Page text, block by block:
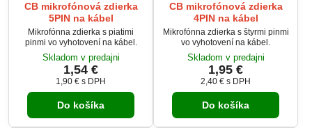
CB mikrofónová zdierka
5PIN na kábel
Mikrofónna zdierka s piatimi
pinmi vo vyhotovení na kábel.
Skladom v predajni
1,54 €
1,90 € s DPH
Do košíka
CB mikrofónová zdierka
4PIN na kábel
Mikrofónna zdierka s štyrmi pinmi
vo vyhotovení na kábel.
Skladom v predajni
1,95 €
2,40 € s DPH
Do košíka